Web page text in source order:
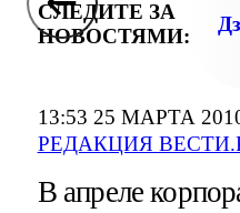
13:53 25 МАРТА
РЕДАКЦИЯ
СЛЕДИТЕ ЗА
НОВОСТЯМИ:
В апреле